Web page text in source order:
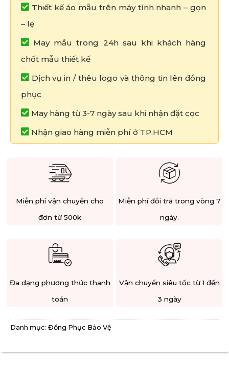
Thiết kế áo mẫu trên máy tính nhanh – gọn
– lẹ
May mẫu trong 24h sau khi khách hàng
chốt mẫu thiết kế
Dịch vụ in / thêu logo và thông tin lên đồng
phục
May hàng từ 3-7 ngày sau khi nhận đặt cọc
Nhận giao hàng miễn phí ở TP.HCM
Miễn phí vận chuyển cho
đơn từ 500k
Miễn phí đổi trả trong vòng 7
ngày.
Đa dạng phương thức thanh
toán
Vận chuyển siêu tốc từ 1 đến
3 ngày
Danh mục: Đồng Phục Bảo Vệ